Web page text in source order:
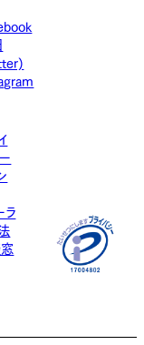
ラ